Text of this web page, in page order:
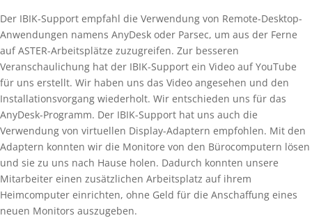
Der IBIK-Support empfahl die Verwendung von Remote-Desktop-
Anwendungen namens AnyDesk oder Parsec, um aus der Ferne
auf ASTER-Arbeitsplätze zuzugreifen. Zur besseren
Veranschaulichung hat der IBIK-Support ein Video auf YouTube
für uns erstellt. Wir haben uns das Video angesehen und den
Installationsvorgang wiederholt. Wir entschieden uns für das
AnyDesk-Programm. Der IBIK-Support hat uns auch die
Verwendung von virtuellen Display-Adaptern empfohlen. Mit den
Adaptern konnten wir die Monitore von den Bürocomputern lösen
und sie zu uns nach Hause holen. Dadurch konnten unsere
Mitarbeiter einen zusätzlichen Arbeitsplatz auf ihrem
Heimcomputer einrichten, ohne Geld für die Anschaffung eines
neuen Monitors auszugeben.